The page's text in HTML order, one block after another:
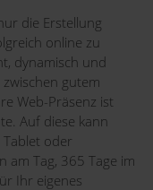
die Erstellung
online zu
dynamisch und
gutem
Web-Präsenz ist
Auf diese kann
oder
am Tag, 365 Tage im
Ihr eigenes